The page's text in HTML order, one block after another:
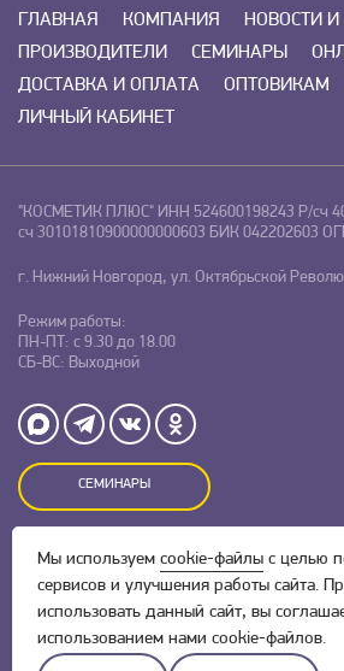
ГЛАВНАЯ КОМПАНИЯ НОВОСТИ
ПРОИЗВОДИТЕЛИ
СЕМИНАРЫ
ДОСТАВКА И ОПЛАТА
ОПТОВИКАМ
ЛИЧНЫЙ КАБИНЕТ
"КОСМЕТИК ПЛЮС" ИНН 524600198243 Р/сч
сч 30101810900000000603 БИК 042202603
г. Нижний Новгород, ул. Октябрьской
Режим работы:
ПН-ПТ: с 9.30 до 18.00
СБ-ВС: Выходной
СЕМИНАРЫ
Оставляя заявку на сайте, Вы даете свое
персональных данныхи соглашаетесь c
конфиденциальности.
Мы используем cookie-файлы с целью
сервисов и улучшения работы сайта.
использовать данный сайт, вы
использованием нами cookie-файлов.